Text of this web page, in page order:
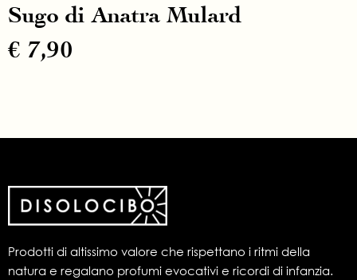
Sugo di Anatra Mulard
€ 7,90
Prodotti di altissimo valore che rispettano i ritmi della
natura e regalano profumi evocativi e ricordi di infanzia.